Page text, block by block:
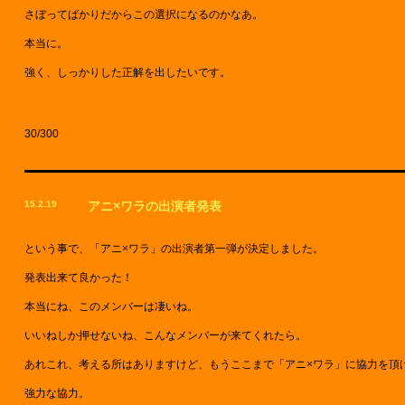
さぼってばかりだからこの選択になるのかなあ。
本当に。
強く、しっかりした正解を出したいです。
30/300
15.2.19 アニ×ワラの出演者発表
という事で、「アニ×ワラ」の出演者第一弾が決定しました。
発表出来て良かった！
本当にね、このメンバーは凄いね。
いいねしか押せないね、こんなメンバーが来てくれたら。
あれこれ、考える所はありますけど、もうここまで「アニ×ワラ」に協力を頂
強力な協力。